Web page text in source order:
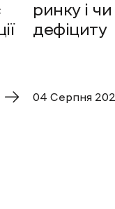
ринку і
дефіциту
04 Cерпня